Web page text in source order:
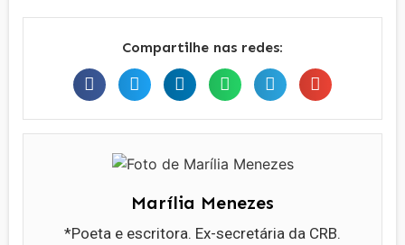
Compartilhe nas redes:
Marília Menezes
*Poeta e escritora. Ex-secretária da CRB.